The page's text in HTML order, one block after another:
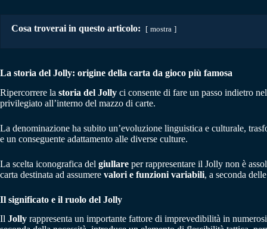
Cosa troverai in questo articolo: mostra
La storia del Jolly: origine della carta da gioco più famosa
Ripercorrere la storia del Jolly ci consente di fare un passo indietro
privilegiato all’interno del mazzo di carte.
La denominazione ha subito un’evoluzione linguistica e culturale,
e un conseguente adattamento alle diverse culture.
La scelta iconografica del giullare per rappresentare il Jolly non è
carta destinata ad assumere valori e funzioni variabili, a seconda
Il significato e il ruolo del Jolly
Il Jolly rappresenta un importante fattore di imprevedibilità in